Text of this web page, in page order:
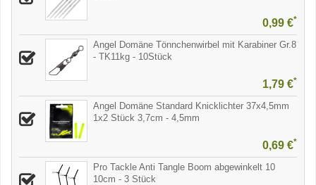
0,99 €*
Angel Domäne Tönnchenwirbel mit Karabiner Gr.8
- TK11kg - 10Stück
1,79 €*
Angel Domäne Standard Knicklichter 37x4,5mm
1x2 Stück 3,7cm - 4,5mm
0,69 €*
Pro Tackle Anti Tangle Boom abgewinkelt 10
10cm - 3 Stück